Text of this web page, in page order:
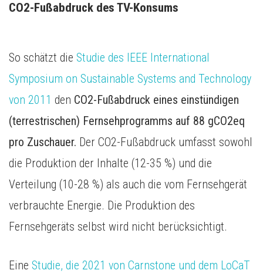
CO2-Fußabdruck des TV-Konsums
So schätzt die Studie des IEEE International
Symposium on Sustainable Systems and Technology
von 2011 den CO2-Fußabdruck eines einstündigen
(terrestrischen) Fernsehprogramms auf 88 gCO2eq
pro Zuschauer. Der CO2-Fußabdruck umfasst sowohl
die Produktion der Inhalte (12-35 %) und die
Verteilung (10-28 %) als auch die vom Fernsehgerät
verbrauchte Energie. Die Produktion des
Fernsehgeräts selbst wird nicht berücksichtigt.
Eine Studie, die 2021 von Carnstone und dem LoCaT